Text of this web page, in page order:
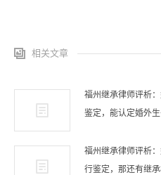
相关文章
福州继承律师评析
鉴定，能认定婚外生
福州继承律师评析
行鉴定，那还有继承